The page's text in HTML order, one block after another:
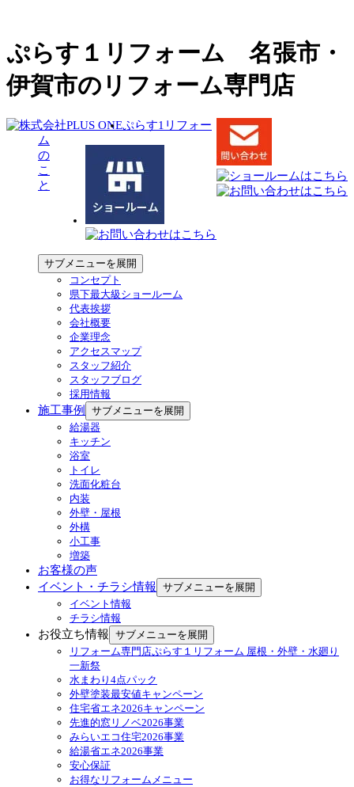
ぷらす１リフォーム 名張市・
伊賀市のリフォーム専門店
ぷらす1リフォー
ム
の
こ
と
サブメニューを展開
コンセプト
県下最大級ショールーム
代表挨拶
会社概要
企業理念
アクセスマップ
スタッフ紹介
スタッフブログ
採用情報
施工事例
サブメニューを展開
給湯器
キッチン
浴室
トイレ
洗面化粧台
内装
外壁・屋根
外構
小工事
増築
お客様の声
イベント・チラシ情報 サブメニューを展開
イベント情報
チラシ情報
お役立ち情報 サブメニューを展開
リフォーム専門店ぷらす１リフォーム 屋根・外壁・水廻り
一新祭
水まわり4点パック
外壁塗装最安値キャンペーン
住宅省エネ2026キャンペーン
先進的窓リノベ2026事業
みらいエコ住宅2026事業
給湯省エネ2026事業
安心保証
お得なリフォームメニュー